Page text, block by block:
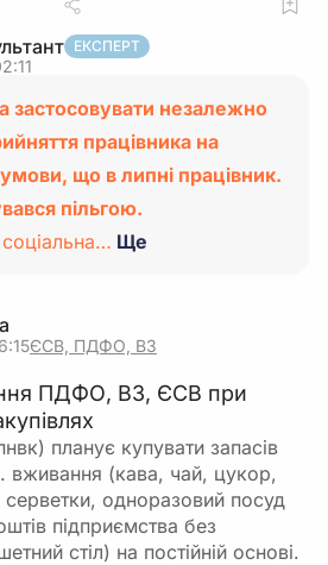
ЕКСПЕРТ
незалежно
працівника на
що в липні працівник.
пільгою.
Ще
ЄСВ, ПДФО, ВЗ
ПДФО, ВЗ, ЄСВ при
планує купувати запасів
вживання (кава, чай, цукор,
одноразовий посуд
підприємства без
стіл) на постійній основі.